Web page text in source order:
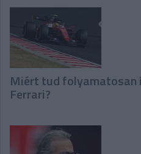
Miért tud folyamatosan
Ferrari?